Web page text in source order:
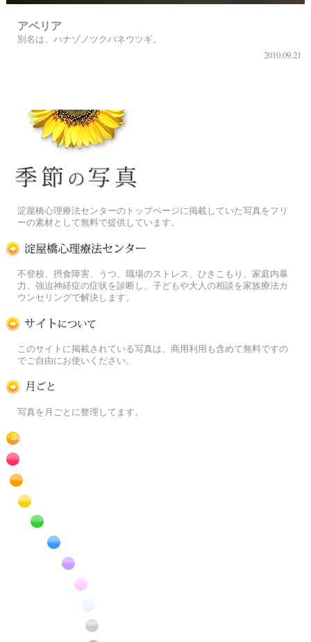
アベリア
別名は、ハナゾノツクバネウツギ。
2010.09.21
淀屋橋心理療法センターのトップページに掲載していた写真をフリ
ーの素材として無料で提供しています。
不登校、摂食障害、うつ、職場のストレス、ひきこもり、家庭内暴
力、強迫神経症の症状を診断し、子どもや大人の相談を家族療法カ
ウンセリングで解決します。
このサイトに掲載されている写真は、商用利用も含めて無料ですの
でご自由にお使いください。
写真を月ごとに整理してます。
RSS
赤色の花のフリー写真素材
橙色の花のフリー写真素材
黄色の花のフリー写真素材
緑色の花のフリー写真素材
青色の花のフリー写真素材
紫色の花のフリー写真素材
白色の花のフリー写真素材
昆虫のフリー写真素材